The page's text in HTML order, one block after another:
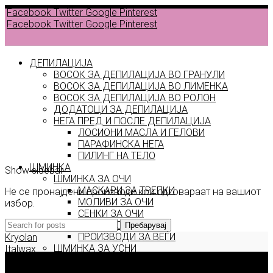
Facebook Twitter Google Pinterest
Facebook Twitter Google Pinterest
ДЕПИЛАЦИЈА
ВОСОК ЗА ДЕПИЛАЦИЈА ВО ГРАНУЛИ
ВОСОК ЗА ДЕПИЛАЦИЈА ВО ЛИМЕНКА
ВОСОК ЗА ДЕПИЛАЦИЈА ВО РОЛОН
ДОДАТОЦИ ЗА ДЕПИЛАЦИЈА
НЕГА ПРЕД И ПОСЛЕ ДЕПИЛАЦИЈА
ЛОСИОНИ МАСЛА И ГЕЛОВИ
ПАРАФИНСКА НЕГА
ПИЛИНГ НА ТЕЛО
ШМИНКА
ШМИНКА ЗА ОЧИ
МАСКАРИ ЗА ТРЕПКИ
МОЛИВИ ЗА ОЧИ
СЕНКИ ЗА ОЧИ
ТУШ ЗА ОЧИ
ПРОИЗВОДИ ЗА ВЕЃИ
ШМИНКА ЗА УСНИ
products
Show sidebar
Не се пронајдени производи кои одговараат на вашиот
избор.
Пребарувај
Kryolan
Italwax